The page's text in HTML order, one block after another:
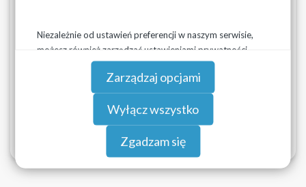
Niezależnie od ustawień preferencji w naszym serwisie,
możesz również zarządzać ustawieniami prywatności
swojej przeglądarki. Więcej informacji o przetwarzaniu
danych znajdziesz wPolityce prywatności.
Zarządzaj opcjami
Wyłącz wszystko
Zgadzam się
Co dla Państwa to oznacza – proszę zapoznać się z
KLAUZULĄ INFORMACYJNĄ dla KLIENTÓW
Wodociągów Podlaskich Sp. z o.o. oraz POLITYKĄ
PRYWATNOŚCI